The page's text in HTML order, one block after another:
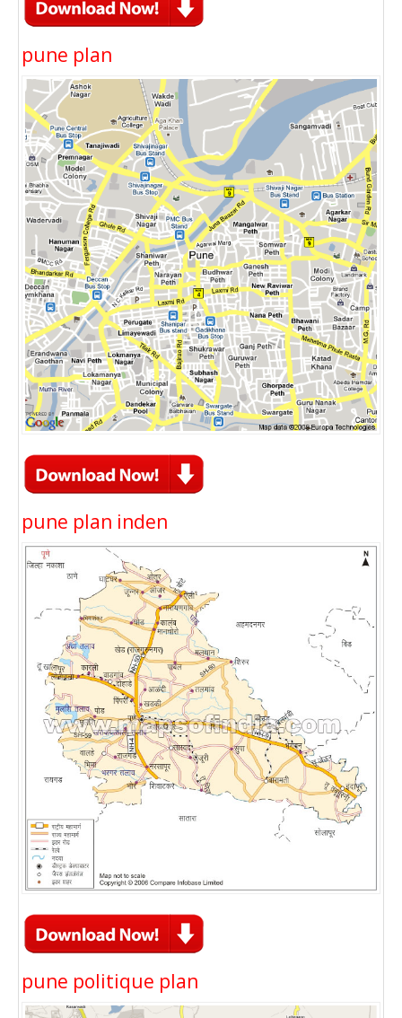
pune plan
pune plan inden
pune politique plan